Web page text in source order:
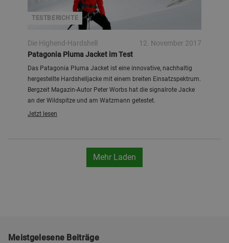
TESTBERICHTE
Die Highend-Hardshell
12. November 2017
Patagonia Pluma Jacket im Test
Das Patagonia Pluma Jacket ist eine innovative, nachhaltig
hergestellte Hardshelljacke mit einem breiten Einsatzspektrum.
Bergzeit Magazin-Autor Peter Worbs hat die signalrote Jacke
an der Wildspitze und am Watzmann getestet.
Jetzt lesen
Mehr Laden
Meistgelesene Beiträge